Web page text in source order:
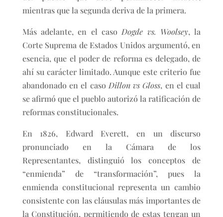
mientras que la segunda deriva de la primera.
Más adelante, en el caso Dogde vs. Woolsey, la
Corte Suprema de Estados Unidos argumentó, en
esencia, que el poder de reforma es delegado, de
ahí su carácter limitado. Aunque este criterio fue
abandonado en el caso Dillon vs Gloss, en el cual
se afirmó que el pueblo autorizó la ratificación de
reformas constitucionales.
En 1826, Edward Everett, en un discurso
pronunciado en la Cámara de los
Representantes, distinguió los conceptos de
“enmienda” de “transformación”, pues la
enmienda constitucional representa un cambio
consistente con las cláusulas más importantes de
la Constitución, permitiendo de estas tengan un